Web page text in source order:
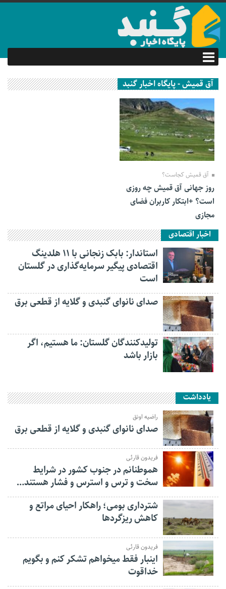
آق قمیش - پایگاه اخبار گنبد
09 اسفند 1401
آق قمیش کجاست؟
روز جهانی آق قمیش چه روزی
است؟ +ابتکار کاربران فضای
مجازی
اخبار اقتصادی
استاندار: بابک زنجانی با ۱۱ هلدینگ
اقتصادی پیگیر سرمایه‌گذاری در گلستان
است
صدای نانوای گنبدی و گلایه از قطعی برق
تولیدکنندگان گلستان: ما هستیم، اگر
بازار باشد
یادداشت
راضیه اونق
صدای نانوای گنبدی و گلایه از قطعی برق
فریدون قارئی
هموطنانم در جنوب کشور در شرایط
سخت و ترس و استرس و فشار هستند…
شترداری بومی؛ راهکار احیای مراتع و
کاهش ریزگردها
فریدون قارئی
اینبار فقط میخواهم تشکر کنم و بگویم
خداقوت